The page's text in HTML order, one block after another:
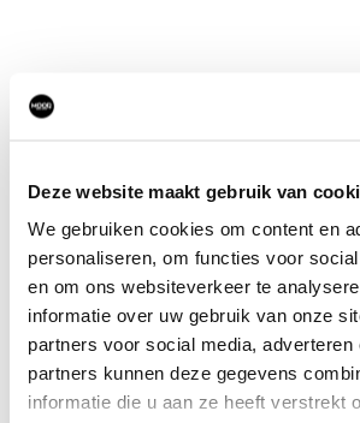
Deze website maakt gebruik van
We gebruiken cookies om content en
personaliseren, om functies voor
en om ons websiteverkeer te
informatie over uw gebruik van onze
partners voor social media, adverteren
partners kunnen deze gegevens
informatie die u aan ze heeft verstrekt
OOK IN DE